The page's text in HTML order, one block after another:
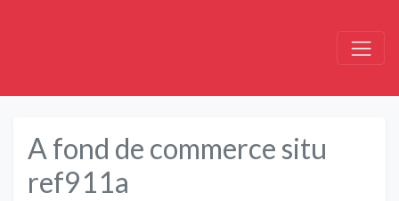
A fond de commerce situ
ref911a